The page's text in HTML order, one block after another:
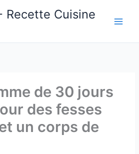
Recette Cuisine
de 30 jours
des fesses
un corps de